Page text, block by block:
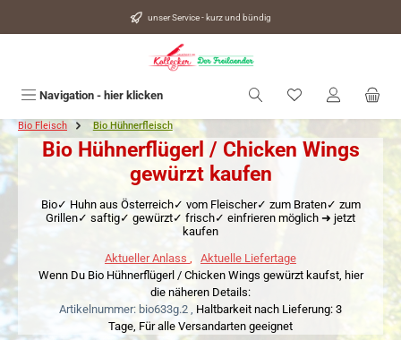
unser Service - kurz und bündig
Navigation - hier klicken Du hast 0
Bio Fleisch Bio Hühnerfleisch
Bio Hühnerflügerl / Chicken Wings
gewürzt kaufen
Bio✓ Huhn aus Österreich✓ vom Fleischer✓ zum Braten✓ zum
Grillen✓ saftig✓ gewürzt✓ frisch✓ einfrieren möglich ➜ jetzt
kaufen
Aktueller Anlass
Aktuelle Liefertage
Wenn Du Bio Hühnerflügerl / Chicken Wings gewürzt kaufst, hier
die näheren Details:
Artikelnummer: bio633g.2 , Haltbarkeit nach Lieferung: 3
Tage, Für alle Versandarten geeignet